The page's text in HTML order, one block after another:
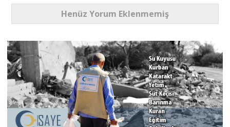
Henüz Yorum Eklenmemiş